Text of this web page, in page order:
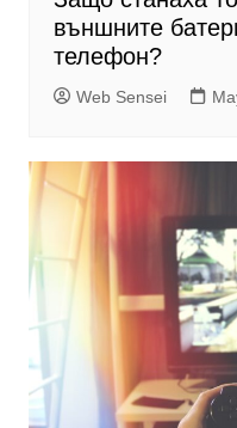
външните
телефон?
Web Sensei